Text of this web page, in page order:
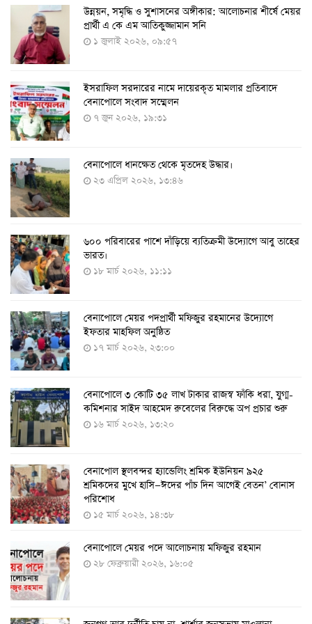
২৪ ঘণ্টায় ২১২ জনের করোনা শনাক্ত, মৃত্যু নেই
১৭ আগস্ট ২০২২, ১৯:০০
৫-১১ বছরের শিশুদের পরীক্ষামূলক টিকা প্রয়োগ শুরু আজ
১১ আগস্ট ২০২২, ১২:০৯
করোনায় ৩ জনের প্রাণহানি, নতুন শনাক্ত ২৯৬
৮ আগস্ট ২০২২, ১৯:৩৪
দেশে তৈরি হলো করোনা শনাক্তের কিট
৮ আগস্ট ২০২২, ১৩:০৯
দেশেই তৈরি হলো করোনা পরীক্ষার কিট, সময় লাগবে ৪-৫
ঘণ্টা
৭ আগস্ট ২০২২, ১৪:০৩
১১ আগস্ট থেকে পরীক্ষামূলকভাবে শুরু শিশুদের করোনা টিকা
দেওয়া
৭ আগস্ট ২০২২, ১৩:৫৩
করোনায় ৫ জনের মৃত্যু, শনাক্ত ৬২৬
২৭ জুলাই ২০২২, ১৭:৩৮
দেশে করোনায় শনাক্তের সংখ্যা ২০ লাখ ছাড়াল
২১ জুলাই ২০২২, ১৭:৫৪
​উন্নয়ন, সমৃদ্ধি ও সুশাসনের অঙ্গীকার: আলোচনার শীর্ষে মেয়র
প্রার্থী এ কে এম আতিকুজ্জামান সনি
১ জুলাই ২০২৬, ০৯:৫৭
ইসরাফিল সরদারের নামে দায়েরকৃত মামলার প্রতিবাদে
বেনাপোলে সংবাদ সম্মেলন
৭ জুন ২০২৬, ১৯:৩১
বেনাপোলে ধানক্ষেত থেকে মৃতদেহ উদ্ধার।
২৩ এপ্রিল ২০২৬, ১৩:৪৬
৬০০ পরিবারের পাশে দাঁড়িয়ে ব্যতিক্রমী উদ্যোগে আবু তাহের
ভারত।
১৮ মার্চ ২০২৬, ১১:১১
বেনাপোলে মেয়র পদপ্রার্থী মফিজুর রহমানের উদ্যোগে
ইফতার মাহফিল অনুষ্ঠিত
১৭ মার্চ ২০২৬, ২৩:০০
বেনাপোলে ৩ কোটি ৩৫ লাখ টাকার রাজস্ব ফাঁকি ধরা, যুগ্ম-
কমিশনার সাইদ আহমেদ রুবেলের বিরুদ্ধে অপ প্রচার শুরু
১৬ মার্চ ২০২৬, ১৩:২০
বেনাপোল স্থলবন্দর হ্যান্ডেলিং শ্রমিক ইউনিয়ন ৯২৫
শ্রমিকদের মুখে হাসি—ঈদের পাঁচ দিন আগেই বেতন’ বোনাস
পরিশোধ
১৫ মার্চ ২০২৬, ১৪:৩৮
বেনাপোলে মেয়র পদে আলোচনায় মফিজুর রহমান
২৮ ফেব্রুয়ারী ২০২৬, ১৬:০৫